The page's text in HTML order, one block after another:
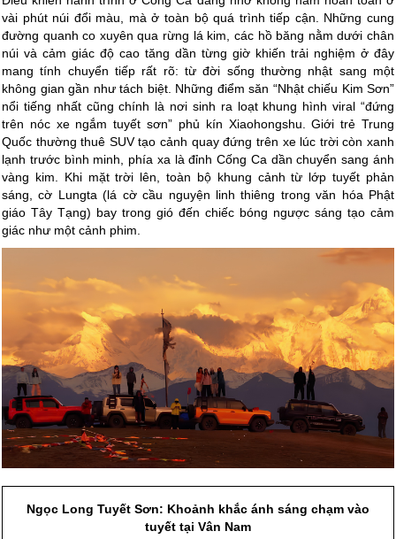
vài phút núi đổi màu, mà ở toàn bộ quá trình tiếp cận. Những cung
đường quanh co xuyên qua rừng lá kim, các hồ băng nằm dưới chân
núi và cảm giác độ cao tăng dần từng giờ khiến trải nghiệm ở đây
mang tính chuyển tiếp rất rõ: từ đời sống thường nhật sang một
không gian gần như tách biệt. Những điểm săn “Nhật chiếu Kim Sơn”
nổi tiếng nhất cũng chính là nơi sinh ra loạt khung hình viral “đứng
trên nóc xe ngắm tuyết sơn” phủ kín Xiaohongshu. Giới trẻ Trung
Quốc thường thuê SUV tạo cảnh quay đứng trên xe lúc trời còn xanh
lạnh trước bình minh, phía xa là đỉnh Cống Ca dần chuyển sang ánh
vàng kim. Khi mặt trời lên, toàn bộ khung cảnh từ lớp tuyết phản
sáng, cờ Lungta (lá cờ cầu nguyện linh thiêng trong văn hóa Phật
giáo Tây Tạng) bay trong gió đến chiếc bóng ngược sáng tạo cảm
giác như một cảnh phim.
Ngọc Long Tuyết Sơn: Khoảnh khắc ánh sáng chạm vào
tuyết tại Vân Nam